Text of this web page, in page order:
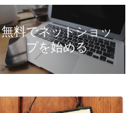
無料でネットショッ
プを始める